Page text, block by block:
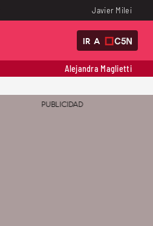
Javier Milei
IR A
Alejandra Maglietti